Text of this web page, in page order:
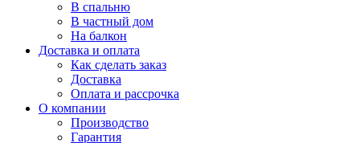
В спальню
В частный дом
На балкон
Доставка и оплата
Как сделать заказ
Доставка
Оплата и рассрочка
О компании
Производство
Гарантия